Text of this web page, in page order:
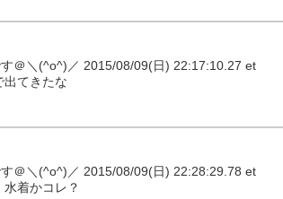
＠＼(^o^)／ 2015/08/09(日) 22:17:10.27 et
出てきたな
＠＼(^o^)／ 2015/08/09(日) 22:28:29.78 et
着かコレ？